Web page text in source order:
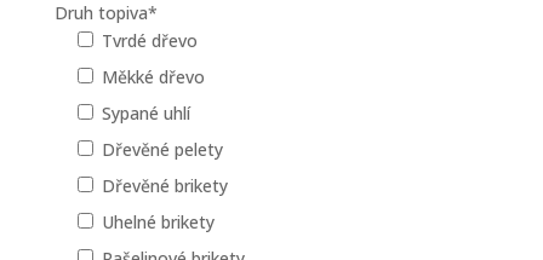
Druh topiva*
Tvrdé dřevo
Měkké dřevo
Sypané uhlí
Dřevěné pelety
Dřevěné brikety
Uhelné brikety